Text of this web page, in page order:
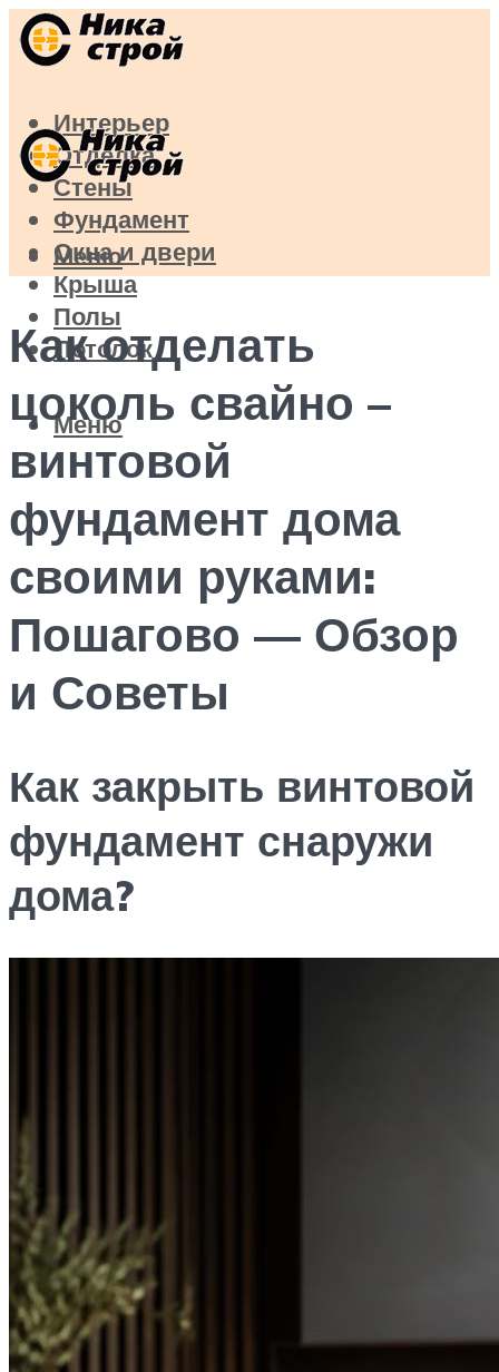
Интерьер
Отделка
Стены
Фундамент
Окна и двери
Крыша
Полы
Потолок
Меню
Меню
Как отделать
цоколь свайно –
винтовой
фундамент дома
своими руками:
Пошагово — Обзор
и Советы
Как закрыть винтовой
фундамент снаружи
дома?